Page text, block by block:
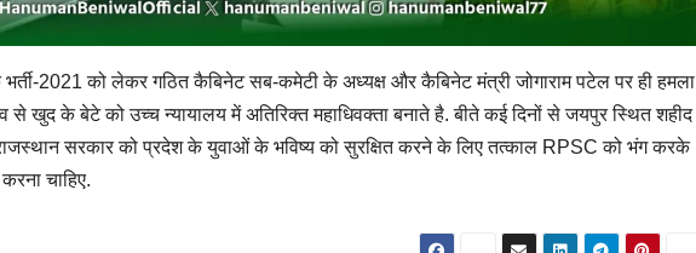
भर्ती-2021 को लेकर गठित कैबिनेट सब-कमेटी के अध्यक्ष और कैबिनेट मंत्री जोगाराम पटेल पर ही हमला
से खुद के बेटे को उच्च न्यायालय में अतिरिक्त महाधिवक्ता बनाते है. बीते कई दिनों से जयपुर स्थित शहीद
सरकार को प्रदेश के युवाओं के भविष्य को सुरक्षित करने के लिए तत्काल RPSC को भंग करके
चाहिए.